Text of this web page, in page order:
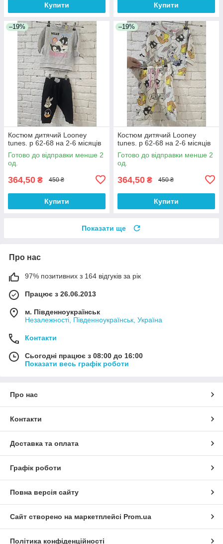
Купити Купити
–19%
Костюм дитячий Looney
tunes. р 62-68 на 2-6 місяців
Готово до відправки менше 2
од.
364,50 ₴ 450 ₴
Купити
–19%
Костюм дитячий Looney
tunes. р 62-68 на 2-6 місяців
Готово до відправки менше 2
од.
364,50 ₴ 450 ₴
Купити
Показати ще
Про нас
97% позитивних з 164 відгуків за рік
Працює з 26.06.2013
м. Південноукраїнськ
Незалежності, Південноукраїнськ, Україна
Контакти
Сьогодні працює з 08:00 до 16:00
Показати весь графік роботи
Про нас
Контакти
Доставка та оплата
Графік роботи
Повна версія сайту
Сайт створено на маркетплейсі Prom.ua
Політика конфіденційності